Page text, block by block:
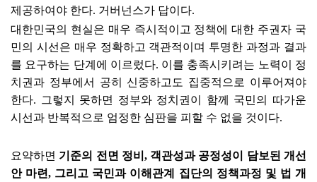
제공하여야 한다. 거버넌스가 답이다.
대한민국의 현실은 매우 즉시적이고 정책에 대한 주권자 국
민의 시선은 매우 정확하고 객관적이며 투명한 과정과 결과
를 요구하는 단계에 이르렀다. 이를 충족시키려는 노력이 정
치권과 정부에서 공히 신중하고도 집중적으로 이루어져야
한다. 그렇지 못하면 정부와 정치권이 함께 국민의 따가운
시선과 반복적으로 엄정한 심판을 피할 수 없을 것이다.
요약하면 기준의 전면 정비 , 객관성과 공정성이 담보된 개선
안 마련, 그리고 국민과 이해관계 집단의 정책과정 및 법 개